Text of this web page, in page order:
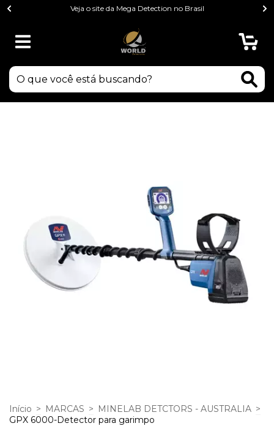
Veja o site da Mega Detection no Brasil
Início > MARCAS > MINELAB DETCTORS - AUSTRALIA >
GPX 6000-Detector para garimpo